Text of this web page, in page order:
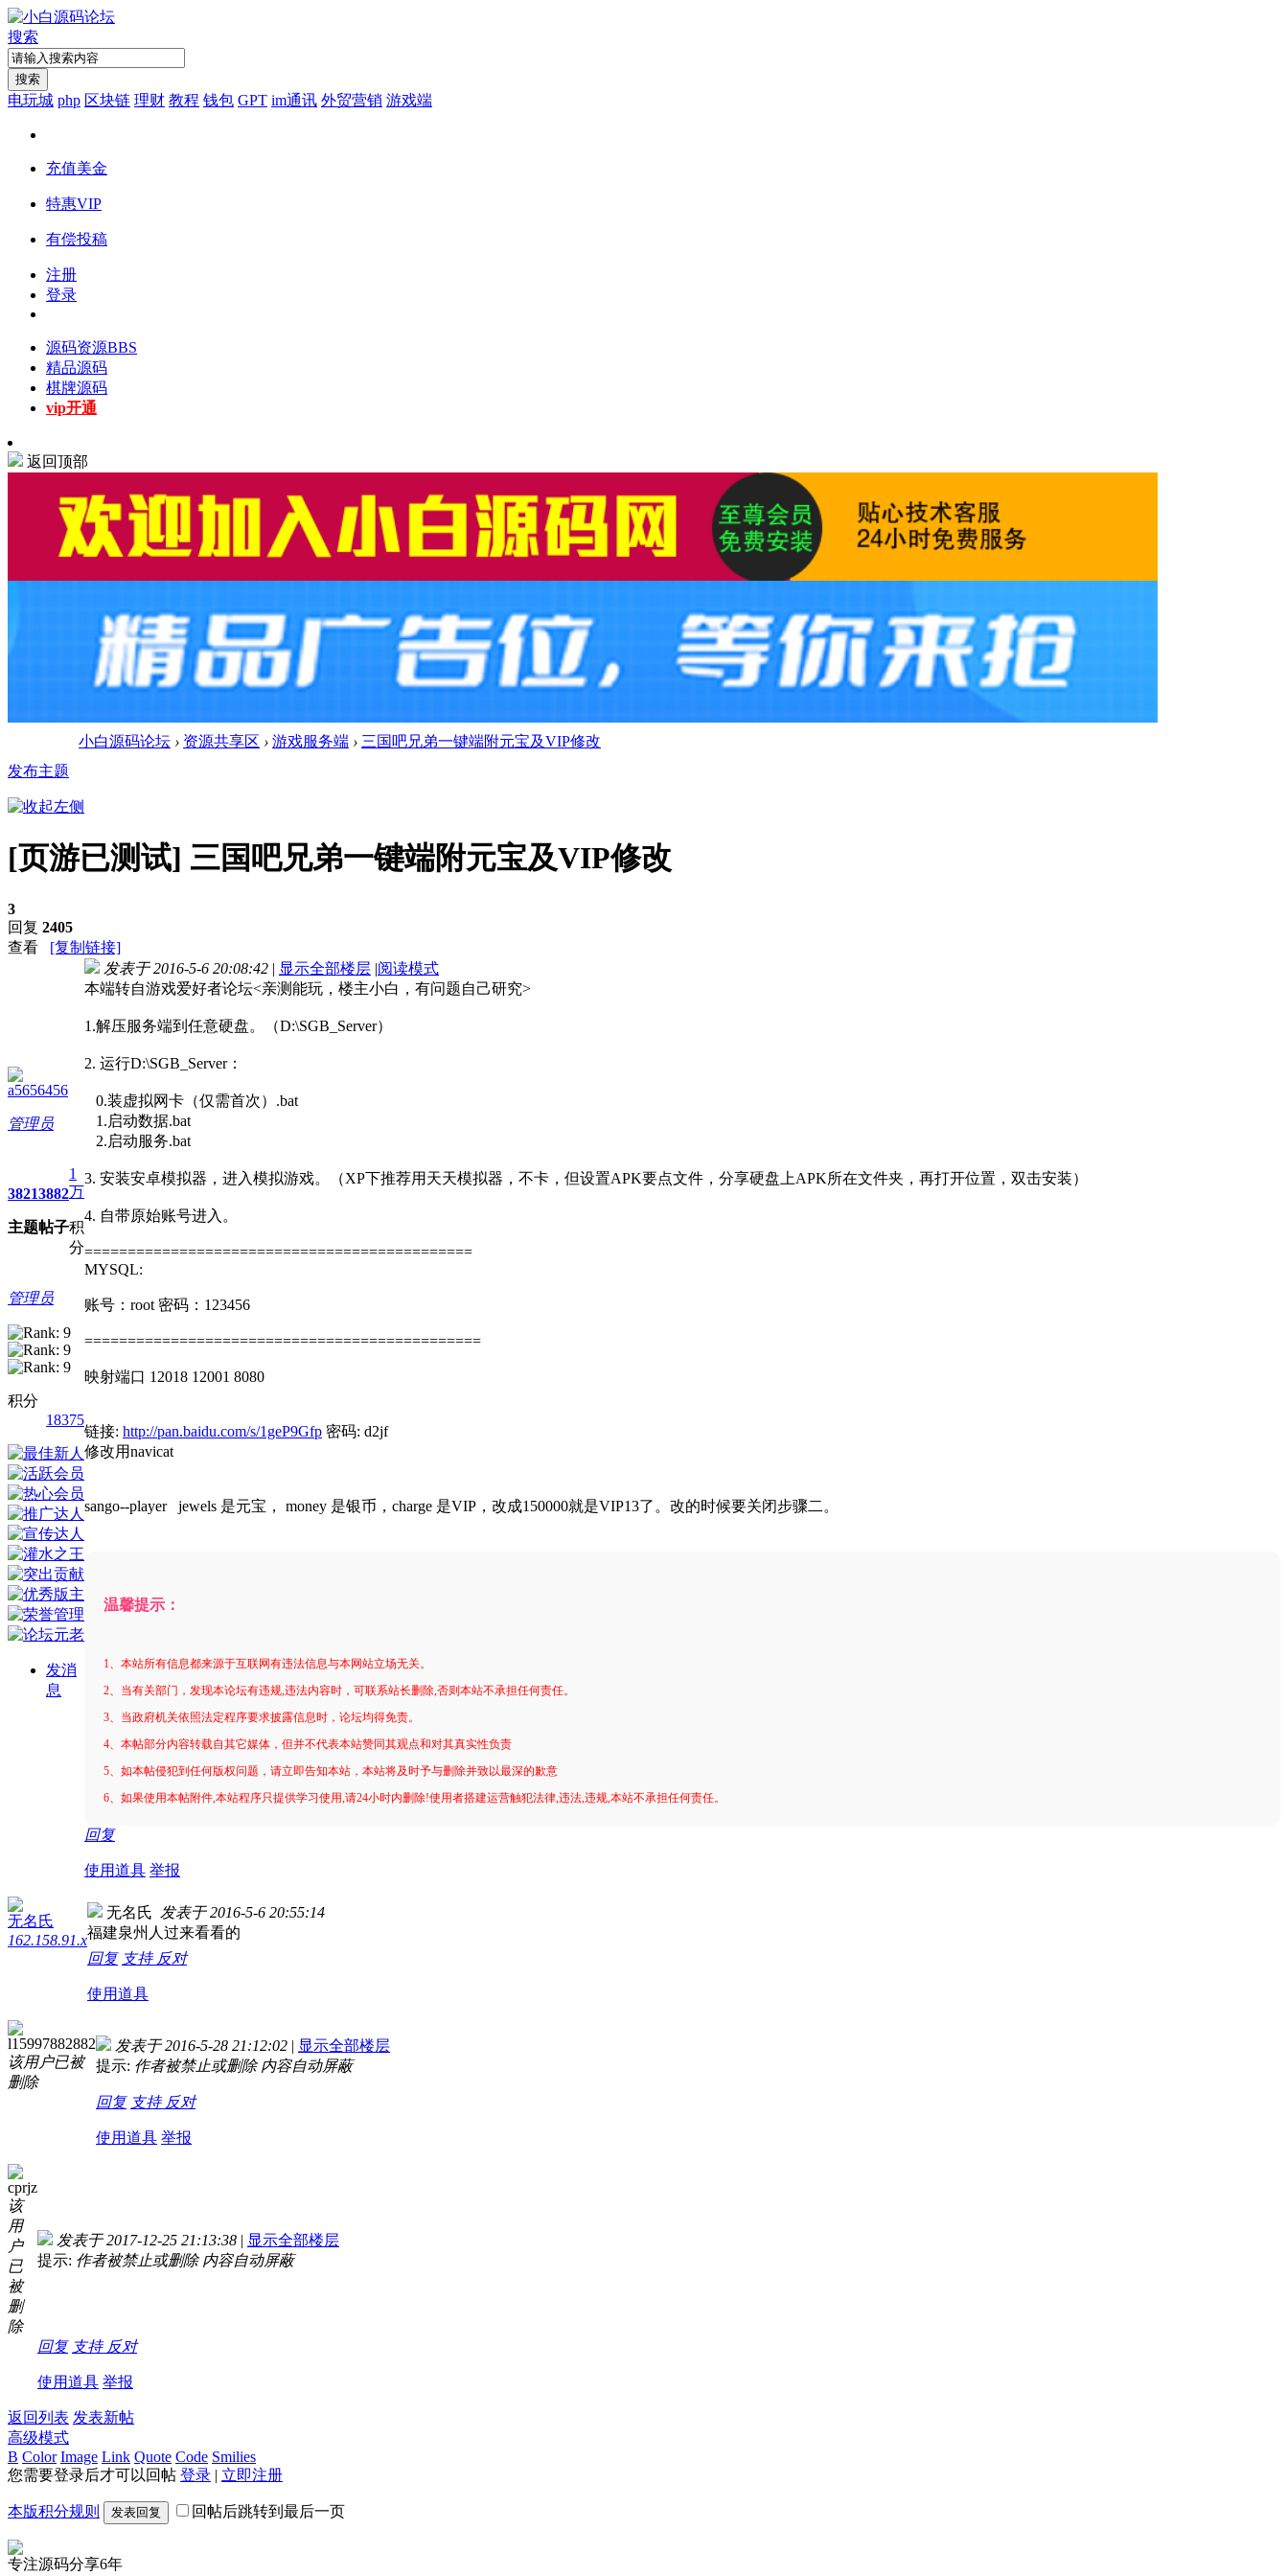
搜索
搜索
电玩城 php 区块链 理财 教程 钱包 GPT im通讯 外贸营销 游戏端
充值美金
特惠VIP
有偿投稿
注册
登录
源码资源BBS
精品源码
棋牌源码
vip开通
返回顶部
小白源码论坛 › 资源共享区 › 游戏服务端 › 三国吧兄弟一键端附元宝及VIP修改
发布主题
[页游已测试] 三国吧兄弟一键端附元宝及VIP修改
3
回复 2405
查看
[复制链接]
a5656456
管理员
3821
主题
3882
帖子
1
万
积
分
管理员
积分
18375
发消
息
发表于 2016-5-6 20:08:42 | 显示全部楼层 |阅读模式
本端转自游戏爱好者论坛<亲测能玩，楼主小白，有问题自己研究>
1.解压服务端到任意硬盘。（D:\SGB_Server）
2. 运行D:\SGB_Server：
0.装虚拟网卡（仅需首次）.bat
1.启动数据.bat
2.启动服务.bat
3. 安装安卓模拟器，进入模拟游戏。（XP下推荐用天天模拟器，不卡，但设置APK要点文件，分享硬盘上APK所在文件夹，再打开位置，双击安装）
4. 自带原始账号进入。
=============================================
MYSQL:
账号：root 密码：123456
==============================================
映射端口 12018 12001 8080
链接: http://pan.baidu.com/s/1geP9Gfp 密码: d2jf
修改用navicat
sango--player jewels 是元宝， money 是银币，charge 是VIP，改成150000就是VIP13了。改的时候要关闭步骤二。
温馨提示：
1、本站所有信息都来源于互联网有违法信息与本网站立场无关。
2、当有关部门，发现本论坛有违规,违法内容时，可联系站长删除,否则本站不承担任何责任。
3、当政府机关依照法定程序要求披露信息时，论坛均得免责。
4、本帖部分内容转载自其它媒体，但并不代表本站赞同其观点和对其真实性负责
5、如本帖侵犯到任何版权问题，请立即告知本站，本站将及时予与删除并致以最深的歉意
6、如果使用本帖附件,本站程序只提供学习使用,请24小时内删除!使用者搭建运营触犯法律,违法,违规,本站不承担任何责任。
回复
使用道具 举报
无名氏
162.158.91.x
无名氏 发表于 2016-5-6 20:55:14
福建泉州人过来看看的
回复 支持 反对
使用道具
l15997882882
该用户已被
删除
发表于 2016-5-28 21:12:02 | 显示全部楼层
提示: 作者被禁止或删除 内容自动屏蔽
回复 支持 反对
使用道具 举报
cprjz
该
用
户
已
被
删
除
发表于 2017-12-25 21:13:38 | 显示全部楼层
提示: 作者被禁止或删除 内容自动屏蔽
回复 支持 反对
使用道具 举报
返回列表 发表新帖
高级模式
B Color Image Link Quote Code Smilies
您需要登录后才可以回帖 登录 | 立即注册
本版积分规则 发表回复 回帖后跳转到最后一页
专注源码分享6年